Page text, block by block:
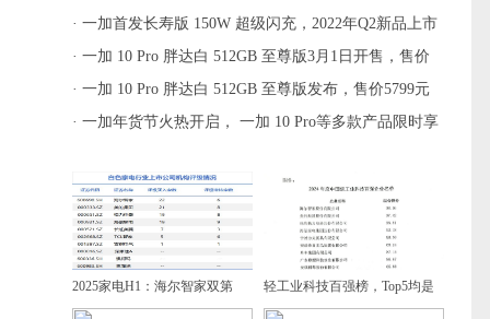
方赛事用机重磅登场
· 一加首发长寿版 150W 超级闪充，2022年Q2新品上市
搭载
· 一加 10 Pro 胖达白 512GB 至尊版3月1日开售，售价
5799元
· 一加 10 Pro 胖达白 512GB 至尊版发布，售价5799元
· 一加年货节火热开启， 一加 10 Pro等多款产品限时享
2025家电H1：海尔智家双第 轻工业科技百强榜，Top5均是